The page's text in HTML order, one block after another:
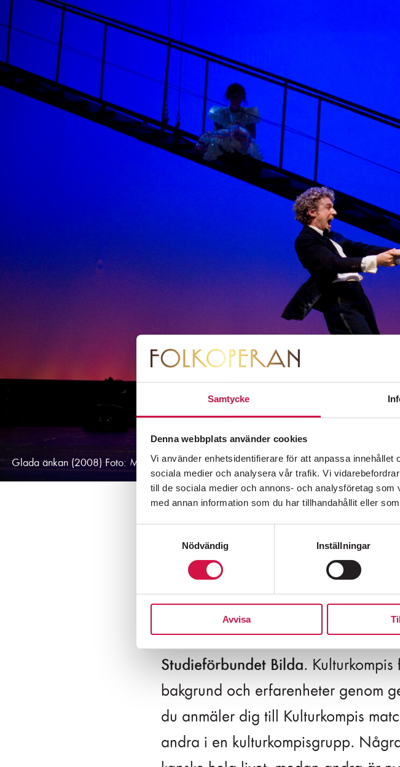
Samtycke
Denna webbplats använder cookies
Vi använder enhetsidentifierare för att anpassa
sociala medier och analysera vår trafik. Vi
till de sociala medier och annons- och analysföretag
med annan information som du har tillhandahållit eller
Nödvändig
Inställningar
Avvisa
Glada änkan (2008) Foto: Markus Gårder.
Folkoperan samarbetar med
Studieförbundet Bilda.
bakgrund och erfarenheter genom
du anmäler dig till Kulturkompis
andra i en kulturkompisgrupp.
Information om
erbjudanden skickas
SÖDERMALMS MEST
Folkoperan, Hornsgatan 72, 118 21
Biljetter:
08-616 07 50